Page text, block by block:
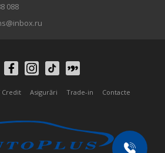
088
Credit Asigurări Trade-in Contacte